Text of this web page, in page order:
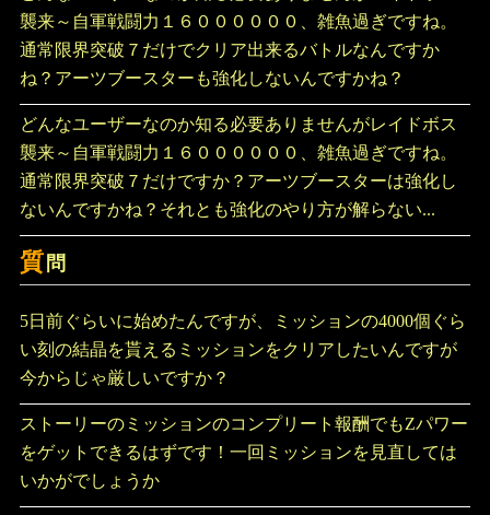
襲来～自軍戦闘力１６００００００、雑魚過ぎですね。
通常限界突破７だけでクリア出来るバトルなんですか
ね？アーツブースターも強化しないんですかね？
どんなユーザーなのか知る必要ありませんがレイドボス
襲来～自軍戦闘力１６００００００、雑魚過ぎですね。
通常限界突破７だけですか？アーツブースターは強化し
ないんですかね？それとも強化のやり方が解らない...
質 問
5日前ぐらいに始めたんですが、ミッションの4000個ぐら
い刻の結晶を貰えるミッションをクリアしたいんですが
今からじゃ厳しいですか？
ストーリーのミッションのコンプリート報酬でもZパワー
をゲットできるはずです！一回ミッションを見直しては
いかがでしょうか